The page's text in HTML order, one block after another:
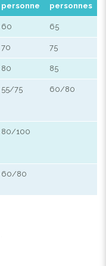
personne
personnes
60 65
70 75
80 85
55/75 60/80
80/100
60/80